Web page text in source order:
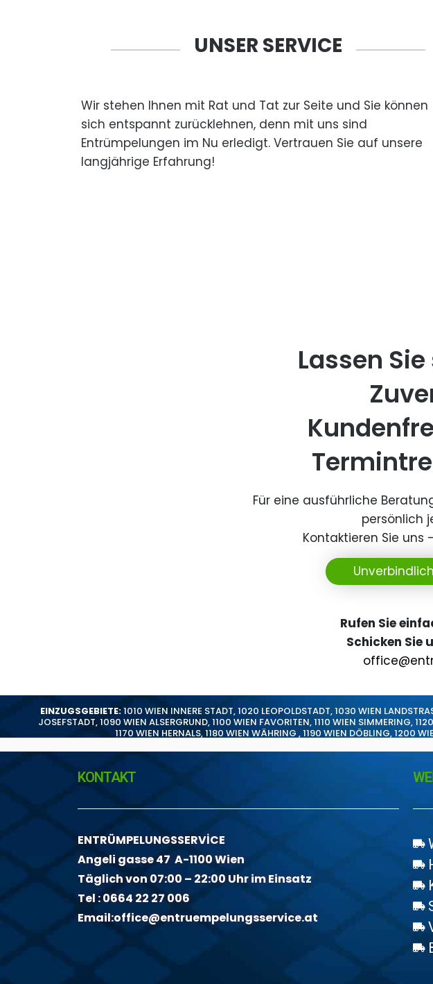
UNSER SERVICE
Wir stehen Ihnen mit Rat und Tat zur Seite und Sie können
sich entspannt zurücklehnen, denn mit uns sind
Entrümpelungen im Nu erledigt. Vertrauen Sie auf unsere
langjährige Erfahrung!
Lassen
Für eine ausführliche
persönlich
Kontaktieren Sie uns
Rufen Sie
Schicken Sie
EINZUGSGEBIETE:1010 WIEN INNERE STADT,1020 LEOPOLDSTADT,1030 WIEN
JOSEFSTADT,1090 WIEN ALSERGRUND,1100 WIEN FAVORITEN,1110 WIEN SIMMERING,
1170 WIEN HERNALS,1180 WIEN WÄHRING ,1190 WIEN DÖBLING,1200
KONTAKT
ENTRÜMPELUNGSSERVİCE
Angeli gasse 47 A-1100 Wien
Täglich von 07:00 – 22:00 Uhr im Einsatz
Tel :0664 22 27 006
Email:office@entruempelungsservice.at